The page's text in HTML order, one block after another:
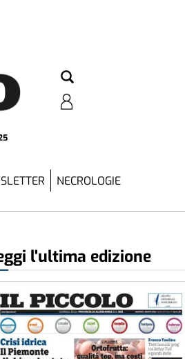
NECROLOGIE
l'ultima edizione